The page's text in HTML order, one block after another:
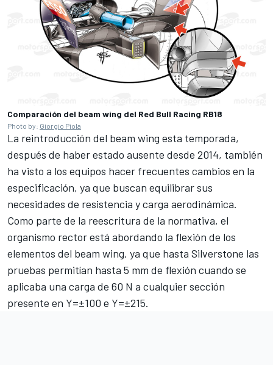
Comparación del beam wing del Red Bull Racing RB18
Photo by: Giorgio Piola
La reintroducción del beam wing esta temporada,
después de haber estado ausente desde 2014, también
ha visto a los equipos hacer frecuentes cambios en la
especificación, ya que buscan equilibrar sus
necesidades de resistencia y carga aerodinámica.
Como parte de la reescritura de la normativa, el
organismo rector está abordando la flexión de los
elementos del beam wing, ya que hasta Silverstone las
pruebas permitían hasta 5 mm de flexión cuando se
aplicaba una carga de 60 N a cualquier sección
presente en Y=±100 e Y=±215.